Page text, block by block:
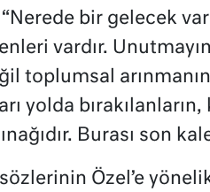
bir gelecek
vardır.
toplumsal
yolda
Burası son
sözlerinin Özel’e